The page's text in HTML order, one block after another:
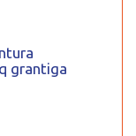
grantiga